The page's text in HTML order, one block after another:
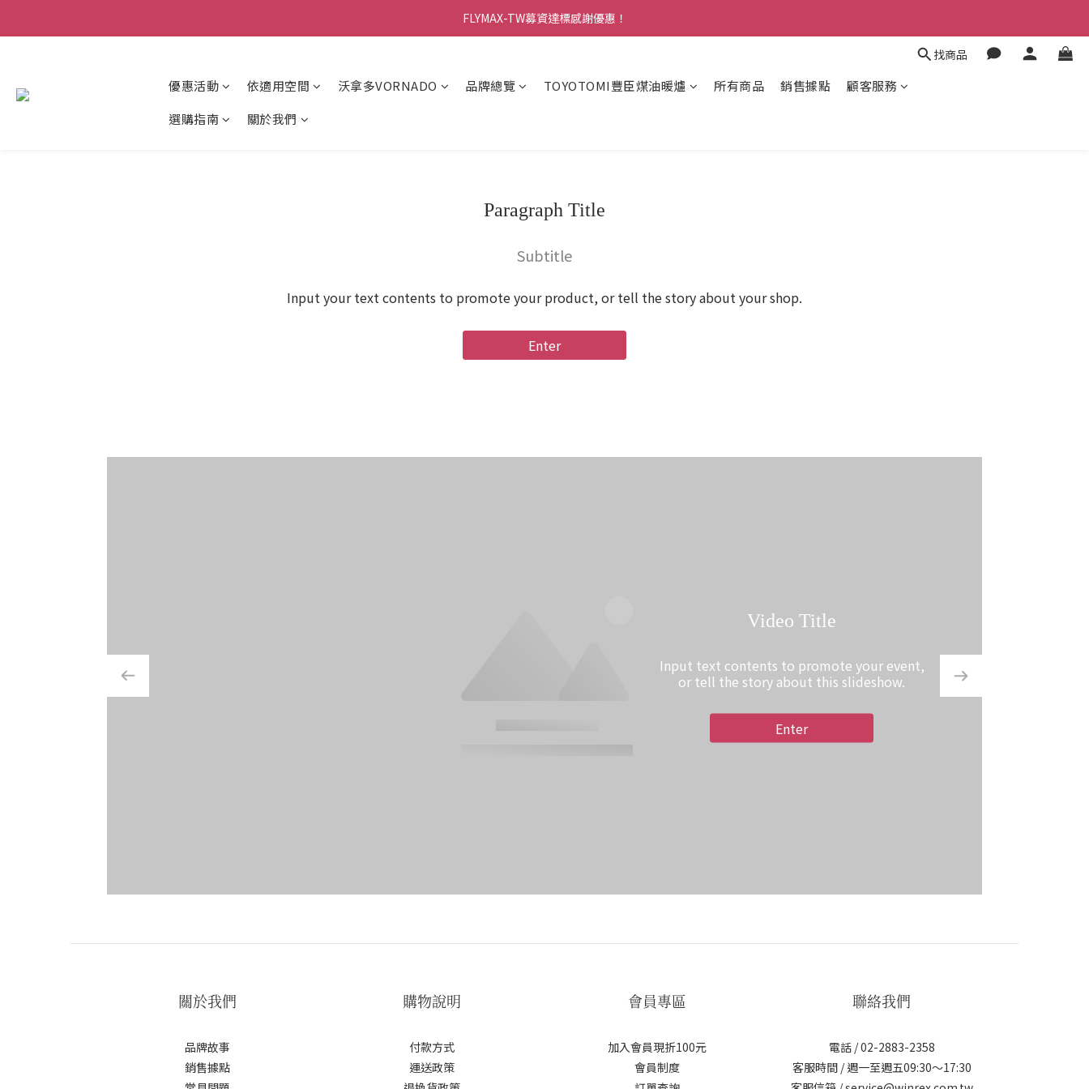
加入會員享$100購物金
FLYMAX-TW募資達標感謝優惠！
找商品
優惠活動 依適用空間 沃拿多VORNADO 品牌總覽 TOYOTOMI豐臣煤油暖爐 所有商品 銷售據點
顧客服務
選購指南
關於我們
Paragraph Title
Subtitle
Input your text contents to promote your product, or tell the story about your shop.
Enter
Video Title
Input text contents to promote your event,
or tell the story about this slideshow.
Enter
關於我們
品牌故事
銷售據點
購物說明
付款方式
運送政策
會員專區
加入會員現折100元
會員制度
聯絡我們
電話 / 02-2883-2358
客服時間 / 週一至週五09:30～17:30